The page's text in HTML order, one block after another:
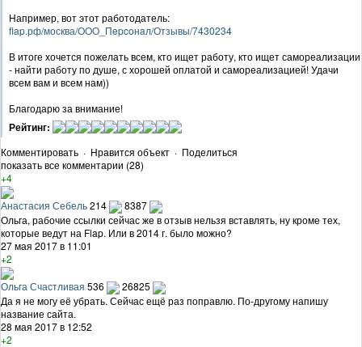
Например, вот этот работодатель:
flap.рф/москва/OOO_Пepcoнaл/Отзывы/7430234
В итоге хочется пожелать всем, кто ищет работу, кто ищет самореализации
- найти работу по душе, с хорошей оплатой и самореализацией! Удачи
всем вам и всем нам))
Благодарю за внимание!
Рейтинг:
Комментировать · Нравится объект · Поделиться
показать все комментарии (28)
+4
Анастасия Себель214
8387
Ольга, рабочие ссылки сейчас же в отзыв нельзя вставлять, ну кроме тех,
которые ведут на Flap. Или в 2014 г. было можно?
27 мая 2017 в 11:01
+2
Ольга Счастливая 536
26825
Да я не могу её убрать. Сейчас ещё раз поправлю. По-другому напишу
название сайта.
28 мая 2017 в 12:52
+2